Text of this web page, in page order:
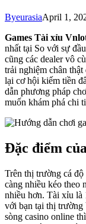
ByeurasiaApril 1,
Games Tài xỉu
nhất tại So với sự
cũng các dealer vô
trải nghiệm chân
lại cơ hội kiếm tiền
dẫn phương pháp
muốn khám phá chi
Đặc điểm
Trên thị trường cá
càng nhiều kéo theo
nhiều hơn. Tài xỉu là
với bạn tại thị trường
sòng casino online